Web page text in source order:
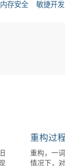
内存安全 敏捷开发